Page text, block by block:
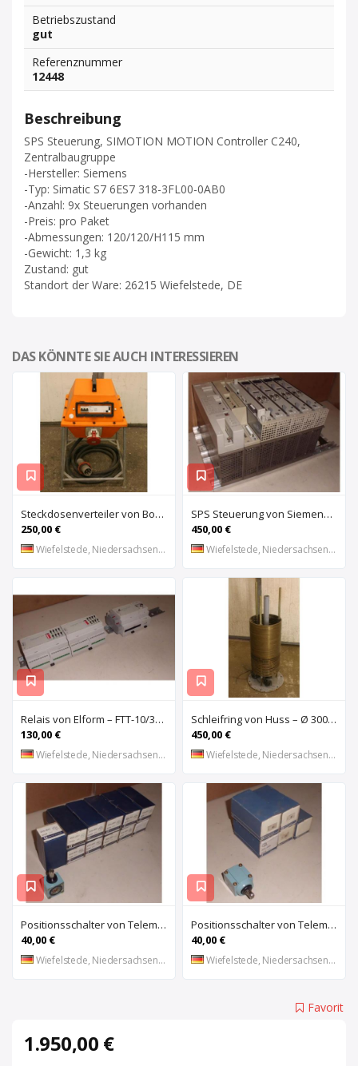
Betriebszustand
gut
Referenznummer
12448
Beschreibung
SPS Steuerung, SIMOTION MOTION Controller C240,
Zentralbaugruppe
-Hersteller: Siemens
-Typ: Simatic S7 6ES7 318-3FL00-0AB0
-Anzahl: 9x Steuerungen vorhanden
-Preis: pro Paket
-Abmessungen: 120/120/H115 mm
-Gewicht: 1,3 kg
Zustand: gut
Standort der Ware: 26215 Wiefelstede, DE
DAS KÖNNTE SIE AUCH INTERESSIEREN
Steckdosenverteiler von Bosecker – EV-2501-Z
250,00 €
Wiefelstede, Niedersachsen, DE
SPS Steuerung von Siemens Phonix – S5 6ES5 491-0LB11
450,00 €
Wiefelstede, Niedersachsen, DE
Relais von Elform – FTT-10/3150
130,00 €
Wiefelstede, Niedersachsen, DE
Schleifring von Huss – Ø 300 mm
450,00 €
Wiefelstede, Niedersachsen, DE
Positionsschalter von Telemecanique – ZC2-JE01
40,00 €
Wiefelstede, Niedersachsen, DE
Positionsschalter von Telemecanique – ZC2-JE65
40,00 €
Wiefelstede, Niedersachsen, DE
Favorit
1.950,00 €